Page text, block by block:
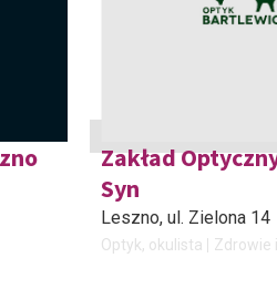
Zakład
Syn
Leszno, ul. Zielona 14
Optyk, okulista Zdrowie